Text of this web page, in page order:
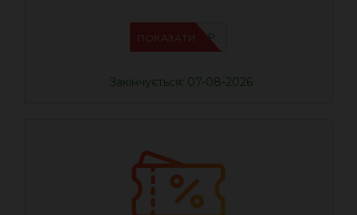
IFP8NASP
ПОКАЗАТИ
Закінчується: 07-08-2026